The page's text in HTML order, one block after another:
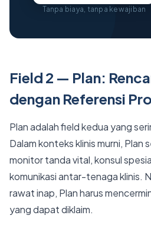
Tanpa biaya, tanpa kewajiban
Field 2 — Plan:
dengan Referensi
Plan adalah field kedua yang
Dalam konteks klinis murni, Plan
monitor tanda vital, konsul
komunikasi antar-tenaga klinis.
rawat inap, Plan harus
yang dapat diklaim.